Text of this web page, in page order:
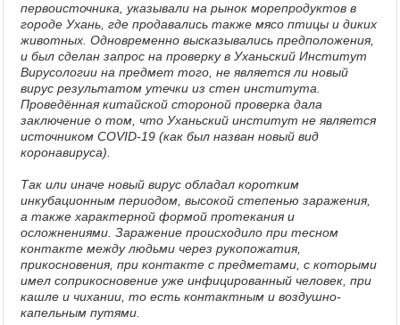
первоисточника, указывали на рынок морепродуктов в
городе Ухань, где продавались также мясо птицы и диких
животных. Одновременно высказывались предположения,
и был сделан запрос на проверку в Уханьский Институт
Вирусологии на предмет того, не является ли новый
вирус результатом утечки из стен института.
Проведённая китайской стороной проверка дала
заключение о том, что Уханьский институт не является
источником COVID-19 (как был назван новый вид
коронавируса).
Так или иначе новый вирус обладал коротким
инкубационным периодом, высокой степенью заражения,
а также характерной формой протекания и
осложнениями. Заражение происходило при тесном
контакте между людьми через рукопожатия,
прикосновения, при контакте с предметами, с которыми
имел соприкосновение уже инфицированный человек, при
кашле и чихании, то есть контактным и воздушно-
капельным путями.